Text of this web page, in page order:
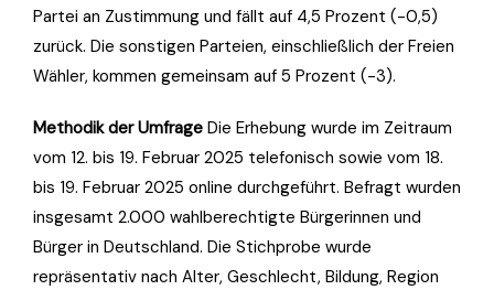
Partei an Zustimmung und fällt auf 4,5 Prozent (-0,5)
zurück. Die sonstigen Parteien, einschließlich der Freien
Wähler, kommen gemeinsam auf 5 Prozent (-3).
Methodik der Umfrage Die Erhebung wurde im Zeitraum
vom 12. bis 19. Februar 2025 telefonisch sowie vom 18.
bis 19. Februar 2025 online durchgeführt. Befragt wurden
insgesamt 2.000 wahlberechtigte Bürgerinnen und
Bürger in Deutschland. Die Stichprobe wurde
repräsentativ nach Alter, Geschlecht, Bildung, Region